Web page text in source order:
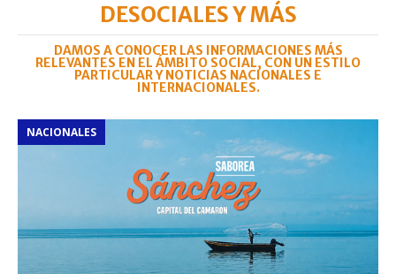
DESOCIALES Y MÁS
DAMOS A CONOCER LAS INFORMACIONES MÁS
RELEVANTES EN EL ÁMBITO SOCIAL, CON UN ESTILO
PARTICULAR Y NOTICIAS NACIONALES E
INTERNACIONALES.
NACIONALES